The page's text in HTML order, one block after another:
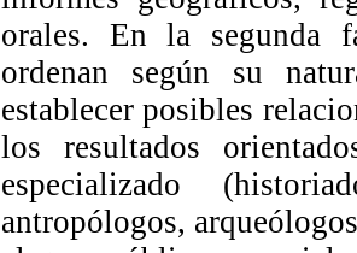
orales. En la segunda
ordenan según su
establecer posibles
los resultados
especializado
antropólogos,